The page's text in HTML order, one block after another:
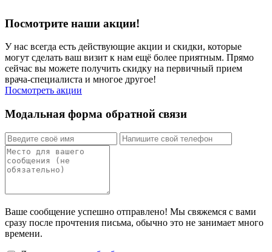
Посмотрите наши акции!
У нас всегда есть действующие акции и скидки, которые
могут сделать ваш визит к нам ещё более приятным. Прямо
сейчас вы можете получить скидку на первичный прием
врача-специалиста и многое другое!
Посмотреть акции
Модальная форма обратной связи
Ваше сообщение успешно отправлено! Мы свяжемся с вами
сразу после прочтения письма, обычно это не занимает много
времени.